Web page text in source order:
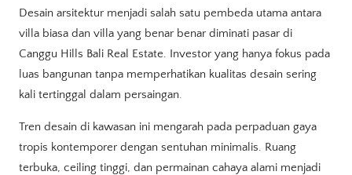
Desain arsitektur menjadi salah satu pembeda utama antara
villa biasa dan villa yang benar benar diminati pasar di
Canggu Hills Bali Real Estate. Investor yang hanya fokus pada
luas bangunan tanpa memperhatikan kualitas desain sering
kali tertinggal dalam persaingan.
Tren desain di kawasan ini mengarah pada perpaduan gaya
tropis kontemporer dengan sentuhan minimalis. Ruang
terbuka, ceiling tinggi, dan permainan cahaya alami menjadi